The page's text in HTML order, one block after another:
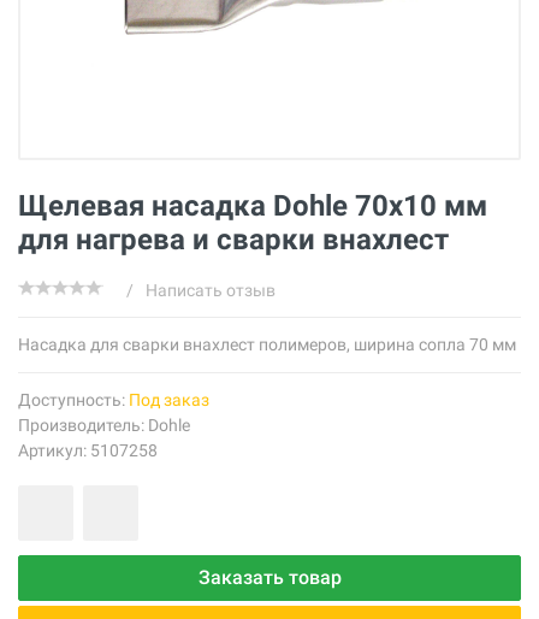
Щелевая насадка Dohle 70х10 мм
для нагрева и сварки внахлест
/ Написать отзыв
Насадка для сварки внахлест полимеров, ширина сопла 70 мм
Доступность: Под заказ
Производитель: Dohle
Артикул: 5107258
Заказать товар